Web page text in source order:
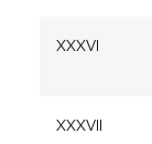
XXXVI
XXXVII